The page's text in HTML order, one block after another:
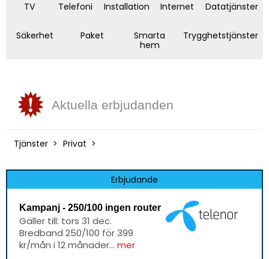
TV Telefoni Installation Internet Datatjänster
Säkerhet Paket
Smarta
hem
Trygghetstjänster
Aktuella erbjudanden
Tjänster Privat
Erbjudande
Kampanj - 250/100 ingen router
Gäller till: tors 31 dec.
Bredband 250/100 för 399
kr/mån i 12 månader... mer